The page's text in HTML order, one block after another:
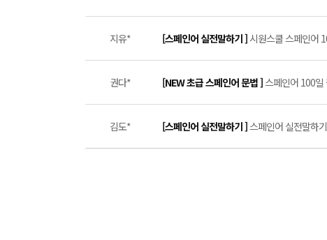
지유* [스페인어 실전말하기 ]시원스쿨 스페인어
권다* [NEW 초급 스페인어 문법 ]스페인어 100일
김도* [스페인어 실전말하기 ]스페인어 실전말하